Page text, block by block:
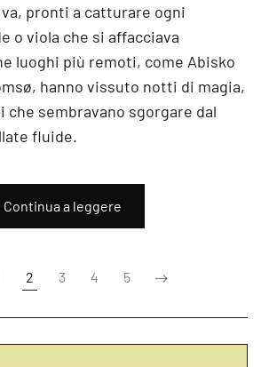
pronti a catturare ogni
o viola che si affacciava
luoghi più remoti, come Abisko
hanno vissuto notti di magia,
che sembravano sgorgare dal
fluide.
Continua a leggere
2 3 4 5